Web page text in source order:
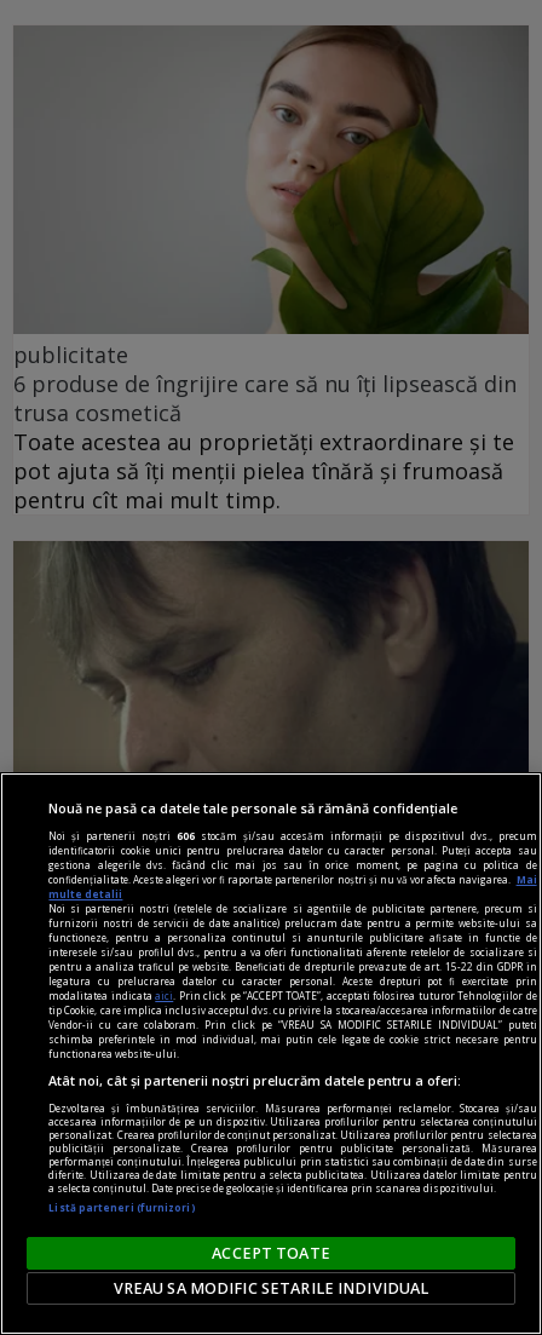
publicitate
6 produse de îngrijire care să nu îți lipsească din
trusa cosmetică
Toate acestea au proprietăți extraordinare și te
pot ajuta să îți menții pielea tînără și frumoasă
pentru cît mai mult timp.
poemul săptămînii
Depresie
Cum să nu fiu mohorît
publicitate
Nouă ne pasă ca datele tale personale să rămână confidențiale
Noi și partenerii noștri606 stocăm și/sau accesăm informații pe dispozitivul dvs., precum
identificatorii cookie unici pentru prelucrarea datelor cu caracter personal. Puteți accepta sau
gestiona alegerile dvs. făcând clic mai jos sau în orice moment, pe pagina cu politica de
confidențialitate. Aceste alegeri vor fi raportate partenerilor noștri și nu vă vor afecta navigarea.
Mai
multe detalii
Noi si partenerii nostri (retelele de socializare si agentiile de publicitate partenere, precum si
furnizorii nostri de servicii de date analitice) prelucram date pentru a permite website-ului sa
functioneze, pentru a personaliza continutul si anunturile publicitare afisate in functie de
interesele si/sau profilul dvs., pentru a va oferi functionalitati aferente retelelor de socializare si
pentru a analiza traficul pe website. Beneficiati de drepturile prevazute de art. 15-22 din GDPR in
legatura cu prelucrarea datelor cu caracter personal. Aceste drepturi pot fi exercitate prin
modalitatea indicataaici
. Prin click pe “ACCEPT TOATE”, acceptati folosirea tuturor Tehnologiilor de
tip Cookie, care implica inclusiv acceptul dvs. cu privire la stocarea/accesarea informatiilor de catre
Vendor-ii cu care colaboram. Prin click pe “VREAU SA MODIFIC SETARILE INDIVIDUAL” puteti
schimba preferintele in mod individual, mai putin cele legate de cookie strict necesare pentru
functionarea website-ului.
Atât noi, cât și partenerii noștri prelucrăm datele pentru a oferi:
Dezvoltarea și îmbunătățirea serviciilor. Măsurarea performanței reclamelor. Stocarea și/sau
accesarea informațiilor de pe un dispozitiv. Utilizarea profilurilor pentru selectarea conținutului
personalizat. Crearea profilurilor de conținut personalizat. Utilizarea profilurilor pentru selectarea
publicității personalizate. Crearea profilurilor pentru publicitate personalizată. Măsurarea
performanței conținutului. Înțelegerea publicului prin statistici sau combinații de date din surse
diferite. Utilizarea de date limitate pentru a selecta publicitatea. Utilizarea datelor limitate pentru
a selecta conținutul. Date precise de geolocație și identificarea prin scanarea dispozitivului.
Listă parteneri (furnizori)
ACCEPT TOATE
VREAU SA MODIFIC SETARILE INDIVIDUAL